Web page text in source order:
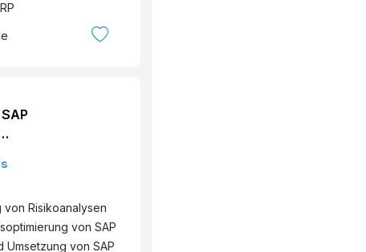
Risikoanalysen
von SAP
Umsetzung von SAP